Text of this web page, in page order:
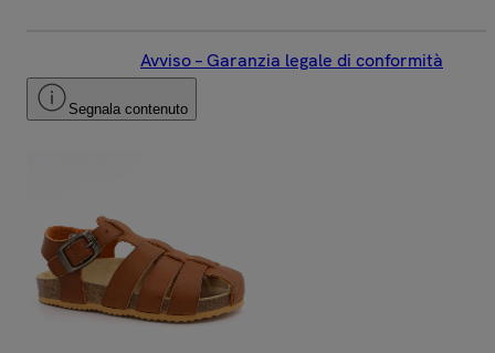
Avviso – Garanzia legale di conformità
Segnala contenuto